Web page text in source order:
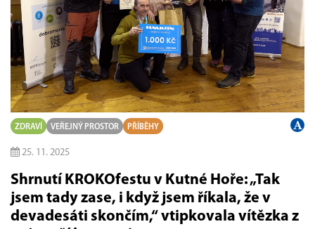
ZDRAVÍ VEŘEJNÝ PROSTOR PŘÍBĚHY
25. 11. 2025
Shrnutí KROKOfestu v Kutné Hoře: „Tak
jsem tady zase, i když jsem říkala, že v
devadesáti skončím,“ vtipkovala vítězka z